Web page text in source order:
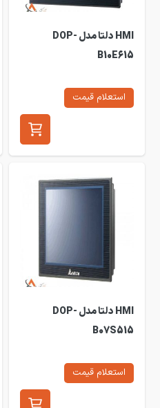
HMI دلتا مدل DOP-
B10E615
استعلام قیمت
HMI دلتا مدل DOP-
B07S515
استعلام قیمت